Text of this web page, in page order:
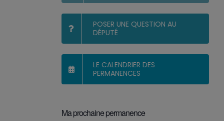
POSER UNE QUESTION AU
DÉPUTÉ
LE CALENDRIER DES
PERMANENCES
Ma prochaine permanence